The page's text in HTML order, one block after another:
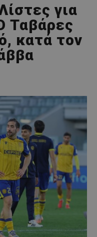
για
Ταβάρες
κατά τον